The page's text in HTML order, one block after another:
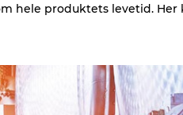
produktets levetid. Her